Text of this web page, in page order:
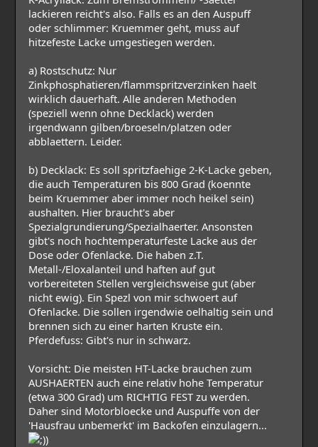
lackieren reicht's also. Falls es an den Auspuff
oder schlimmer: Kruemmer geht, muss auf
hitzefeste Lacke umgestiegen werden.
a) Rostschutz: Nur
Zinkphosphatieren/flammspritzverzinken haelt
wirklich dauerhaft. Alle anderen Methoden
(speziell wenn ohne Decklack) werden
irgendwann gilben/broeseln/platzen oder
abblaettern. Leider.
b) Decklack: Es soll spritzfaehige 2-K-Lacke geben,
die auch Temperaturen bis 800 Grad (koennte
beim Kruemmer aber immer noch heikel sein)
aushalten. Hier braucht's aber
Spezialgrundierung/Spezialhaerter. Ansonsten
gibt's noch hochtemperaturfeste Lacke aus der
Dose oder Ofenlacke. Die haben z.T.
Metall-/Eloxalanteil und haften auf gut
vorbereiteten Stellen vergleichsweise gut (aber
nicht ewig). Ein Spezl von mir schwoert auf
Ofenlacke. Die sollen irgendwie oelhaltig sein und
brennen sich zu einer harten Kruste ein.
Pferdefuss: Gibt's nur in schwarz.
Vorsicht: Die meisten HT-Lacke brauchen zum
AUSHAERTEN auch eine relativ hohe Temperatur
(etwa 300 Grad) um RICHTIG FEST zu werden.
Daher sind Motorbloecke und Auspuffe von der
'Hausfrau unbemerkt' im Backofen einzulagern...
)